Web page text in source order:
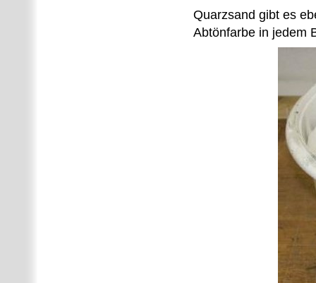
Quarzsand gibt es
Abtönfarbe in jedem